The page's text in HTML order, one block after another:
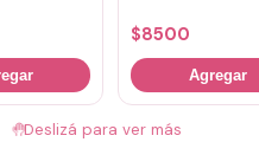
$8500
Agregar
🤚Deslizá para ver más